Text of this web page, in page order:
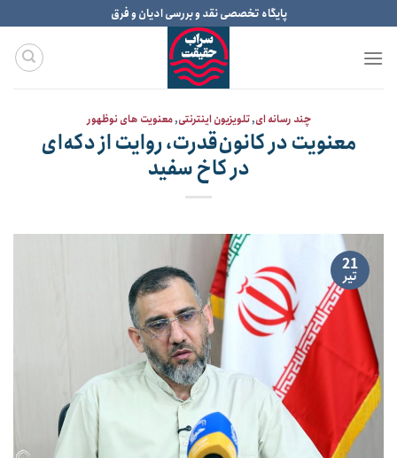
to
content
پایگاه تخصصی نقد و بررسی ادیان و فرق
چند رسانه ای,تلویزیون اینترنتی,معنویت های نوظهور
معنویت در کانون‌قدرت، روایت از دکه‌ای
در کاخ سفید
21
تیر